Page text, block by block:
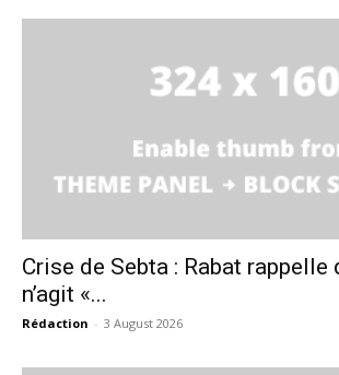
Crise de Sebta : Rabat
n’agit «...
Rédaction - 3 August 2026